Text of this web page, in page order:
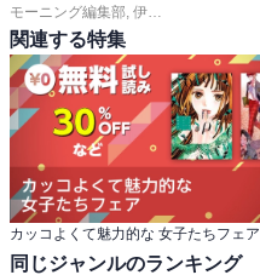
モーニング編集部, 伊咲智太
関連する特集
カッコよくて魅力的な 女子たちフェア
同じジャンルのランキング